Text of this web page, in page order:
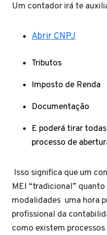
Um contador irá te
Abrir CNPJ
Tributos
Imposto de Renda
Documentação
E poderá tirar
processo de
Isso significa que um
MEI “tradicional”
modalidades uma hora
profissional da
como existem